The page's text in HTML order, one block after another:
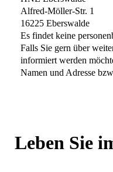
Alfred-Möller-Str. 1
16225 Eberswalde
Es findet keine
Falls Sie gern über
informiert werden
Namen und Adresse
Leben Sie